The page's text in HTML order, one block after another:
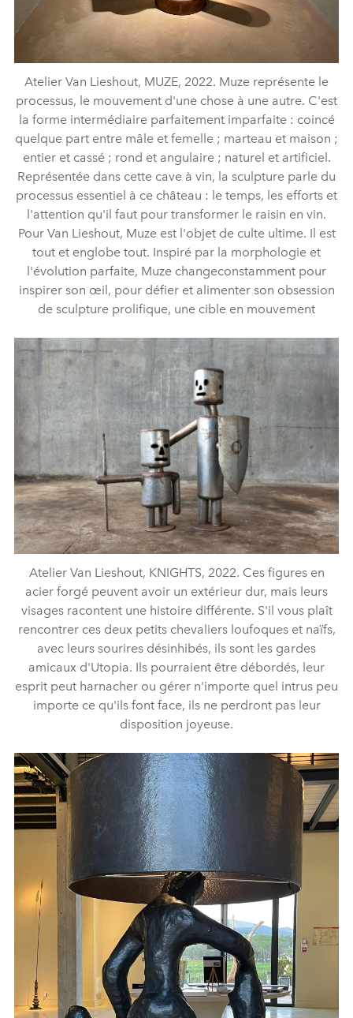
Atelier Van Lieshout, MUZE, 2022. Muze représente le
processus, le mouvement d'une chose à une autre. C'est
la forme intermédiaire parfaitement imparfaite : coincé
quelque part entre mâle et femelle ; marteau et maison ;
entier et cassé ; rond et angulaire ; naturel et artificiel.
Représentée dans cette cave à vin, la sculpture parle du
processus essentiel à ce château : le temps, les efforts et
l'attention qu'il faut pour transformer le raisin en vin.
Pour Van Lieshout, Muze est l'objet de culte ultime. Il est
tout et englobe tout. Inspiré par la morphologie et
l'évolution parfaite, Muze changeconstamment pour
inspirer son œil, pour défier et alimenter son obsession
de sculpture prolifique, une cible en mouvement
Atelier Van Lieshout, KNIGHTS, 2022. Ces figures en
acier forgé peuvent avoir un extérieur dur, mais leurs
visages racontent une histoire différente. S'il vous plaît
rencontrer ces deux petits chevaliers loufoques et naïfs,
avec leurs sourires désinhibés, ils sont les gardes
amicaux d'Utopia. Ils pourraient être débordés, leur
esprit peut harnacher ou gérer n'importe quel intrus peu
importe ce qu'ils font face, ils ne perdront pas leur
disposition joyeuse.